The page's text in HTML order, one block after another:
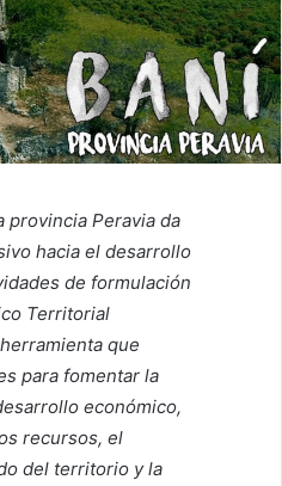
provincia Peravia da
hacia el desarrollo
de formulación
Territorial
que
para fomentar la
económico,
recursos, el
del territorio y la